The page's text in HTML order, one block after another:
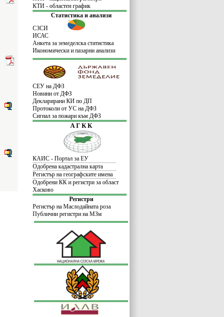
КТИ - областен график
Статистика и анализи
СЗСИ
ИСАС
Анкета за земеделска статистика
Икономически и пазарни анализи
СЕУ на ДФЗ
Новини от ДФЗ
Декларирани КИ по ДП
Протоколи от УС на ДФЗ
Сигнал за пожари към ДФЗ
А Г К К
КАИС - Портал за ЕУ
Одобрена кадастрална карта
Регистър на географските имена
Одобрени КК и регистри за област
Хасково
Регистри
Регистър на Маслодайната роза
Публични регистри на МЗм